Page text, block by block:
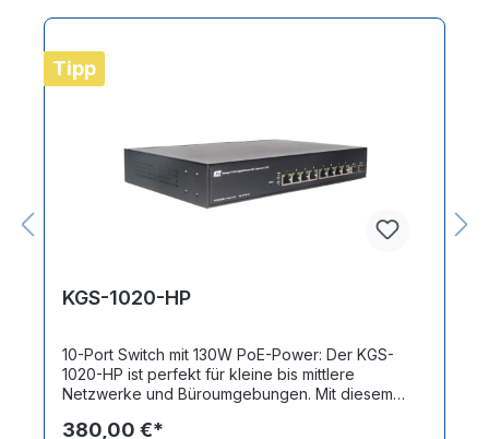
Tipp
KGS-1020-HP
10-Port Switch mit 130W PoE-Power: Der KGS-
1020-HP ist perfekt für kleine bis mittlere
Netzwerke und Büroumgebungen. Mit diesem
Möglichkeiten für die Vernetzung von
380,00 €*